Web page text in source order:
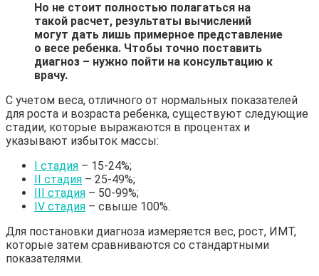
Но не стоит полностью полагаться на
такой расчет, результаты вычислений
могут дать лишь примерное представление
о весе ребенка. Чтобы точно поставить
диагноз – нужно пойти на консультацию к
врачу.
С учетом веса, отличного от нормальных показателей
для роста и возраста ребенка, существуют следующие
стадии, которые выражаются в процентах и
указывают избыток массы:
I стадия – 15-24%;
II стадия – 25-49%;
III стадия – 50-99%;
IV стадия – свыше 100%.
Для постановки диагноза измеряется вес, рост, ИМТ,
которые затем сравниваются со стандартными
показателями.